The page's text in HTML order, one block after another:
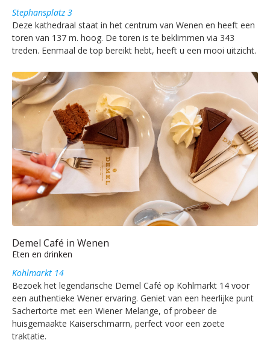
Stephansplatz 3
Deze kathedraal staat in het centrum van Wenen en heeft een
toren van 137 m. hoog. De toren is te beklimmen via 343
treden. Eenmaal de top bereikt hebt, heeft u een mooi uitzicht.
Demel Café in Wenen
Eten en drinken
Kohlmarkt 14
Bezoek het legendarische Demel Café op Kohlmarkt 14 voor
een authentieke Wener ervaring. Geniet van een heerlijke punt
Sachertorte met een Wiener Melange, of probeer de
huisgemaakte Kaiserschmarrn, perfect voor een zoete
traktatie.